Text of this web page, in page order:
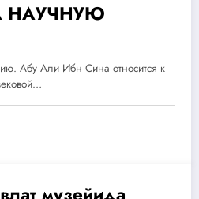
Абу Али Ибн Сина относится к